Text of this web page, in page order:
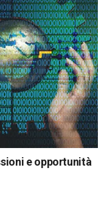
e opportunità